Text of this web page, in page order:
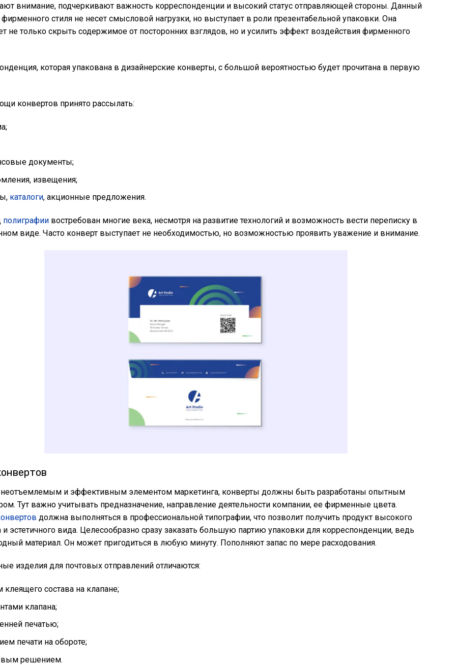
внимание, подчеркивают важность корреспонденции и высокий статус отправляющей стороны. Данный
стиля не несет смысловой нагрузки, но выступает в роли презентабельной упаковки. Она
не только скрыть содержимое от посторонних взглядов, но и усилить эффект воздействия фирменного
которая упакована в дизайнерские конверты, с большой вероятностью будет прочитана в первую
конвертов принято рассылать:
документы;
извещения;
каталоги, акционные предложения.
полиграфии востребован многие века, несмотря на развитие технологий и возможность вести переписку в
виде. Часто конверт выступает не необходимостью, но возможностью проявить уважение и внимание.
неотъемлемым и эффективным элементом маркетинга, конверты должны быть разработаны опытным
Тут важно учитывать предназначение, направление деятельности компании, ее фирменные цвета.
должна выполняться в профессиональной типографии, что позволит получить продукт высокого
и эстетичного вида. Целесообразно сразу заказать большую партию упаковки для корреспонденции, ведь
материал. Он может пригодиться в любую минуту. Пополняют запас по мере расходования.
изделия для почтовых отправлений отличаются:
клеящего состава на клапане;
клапана;
печатью;
печати на обороте;
решением.